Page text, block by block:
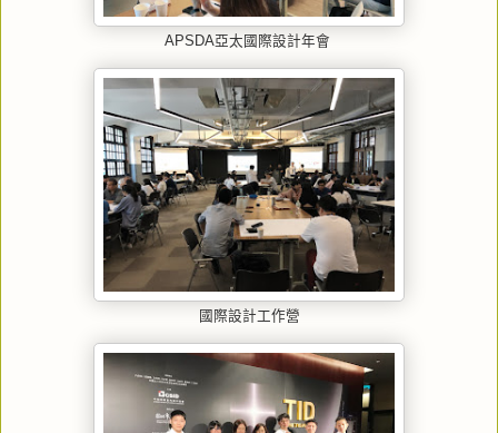
APSDA亞太國際設計年會
國際設計工作營